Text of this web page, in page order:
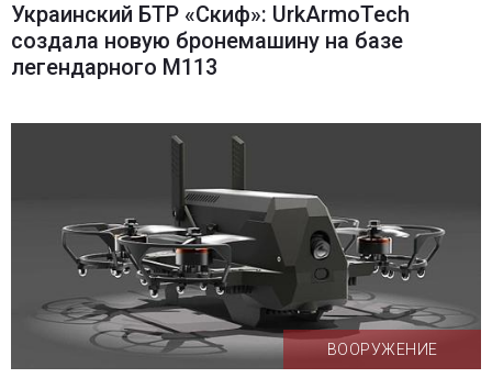
Украинский БТР «Скиф»: UrkArmoTech
создала новую бронемашину на базе
легендарного M113
ВООРУЖЕНИЕ